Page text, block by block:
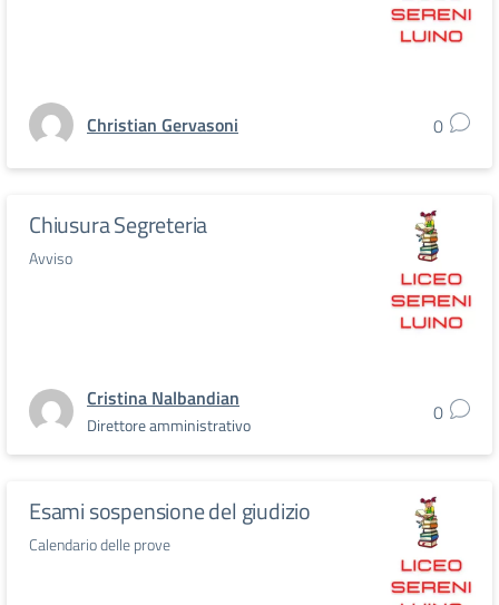
Christian Gervasoni 0
Chiusura Segreteria
Avviso
Cristina Nalbandian
Direttore amministrativo 0
Esami sospensione del giudizio
Calendario delle prove